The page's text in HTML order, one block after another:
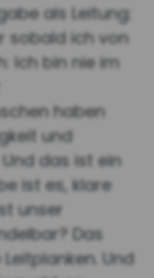
als Leitung:
sobald ich von
Ich bin nie im
haben
und
das ist ein
ist es, klare
unser
Das
Und